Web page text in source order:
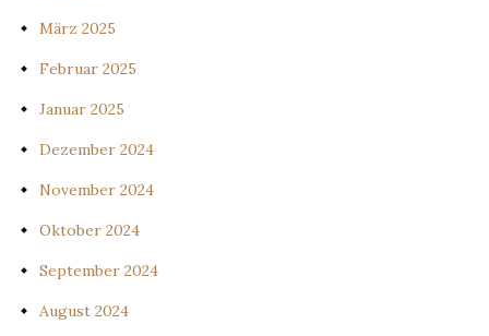
März 2025
Februar 2025
Januar 2025
Dezember 2024
November 2024
Oktober 2024
September 2024
August 2024